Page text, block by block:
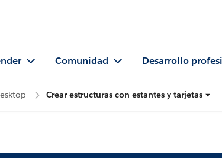
Comunidad Desarrollo
Crear estructuras con estantes y tarjetas